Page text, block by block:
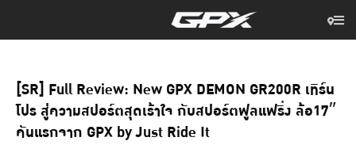
[SR] Full Review: New GPX DEMON GR200R เทิร์น
โปร สู่ความสปอร์ตสุดเร้าใจ กับสปอร์ตฟูลแฟริ่ง ล้อ17″
คันแรกจาก GPX by Just Ride It